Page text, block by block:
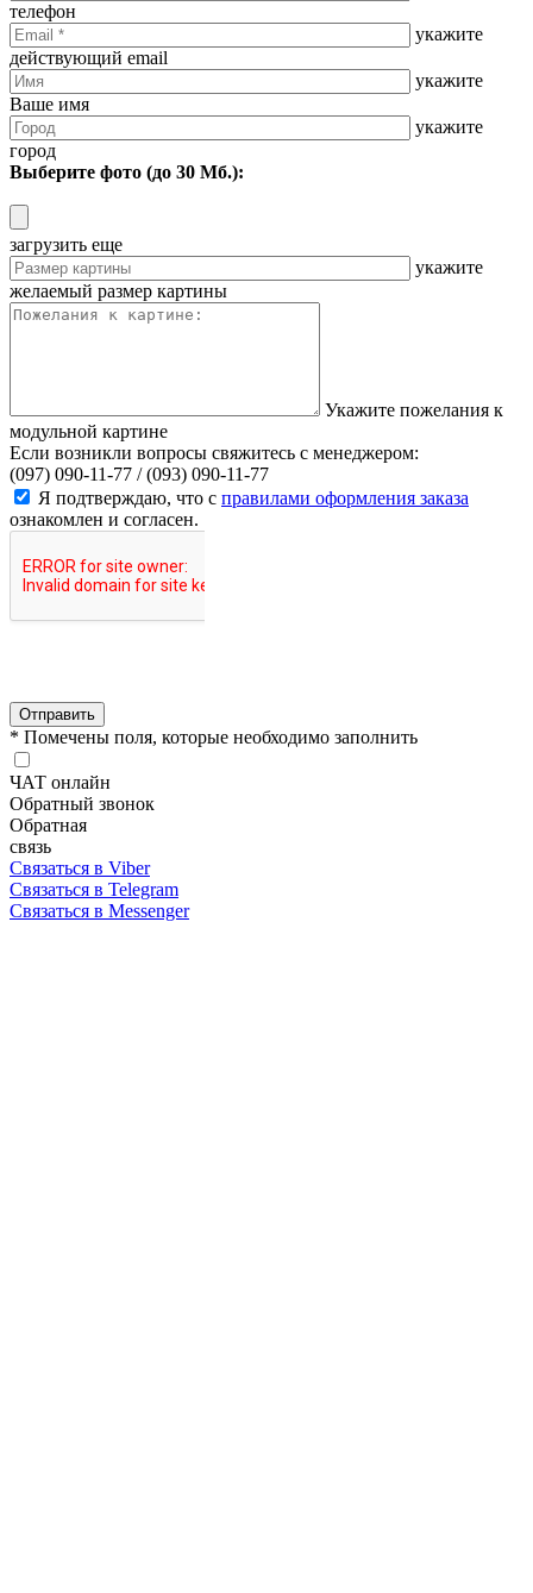
телефон
укажите
действующий email
укажите
Ваше имя
укажите
город
Выберите фото (до 30 Мб.):
загрузить еще
укажите
желаемый размер картины
Укажите пожелания к
модульной картине
Если возникли вопросы свяжитесь с менеджером:
(097) 090-11-77 /(093) 090-11-77
Я подтверждаю, что с правилами оформления заказа
ознакомлен и согласен.
Отправить
* Помечены поля, которые необходимо заполнить
ЧАТ онлайн
Обратный звонок
Обратная
связь
Связаться в Viber
Связаться в Telegram
Связаться в Messenger